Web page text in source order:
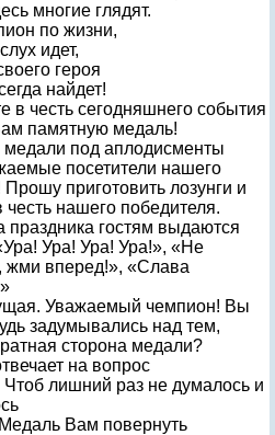
многие глядят.
по жизни,
идет,
героя
найдет!
в честь сегодняшнего события
памятную медаль!
медали под аплодисменты
посетители нашего
Прошу приготовить лозунги и
честь нашего победителя.
праздника гостям выдаются
Ура! Ура! Ура!», «Не
жми вперед!», «Слава
Уважаемый чемпион! Вы
задумывались над тем,
сторона медали?
на вопрос
лишний раз не думалось и
Вам повернуть